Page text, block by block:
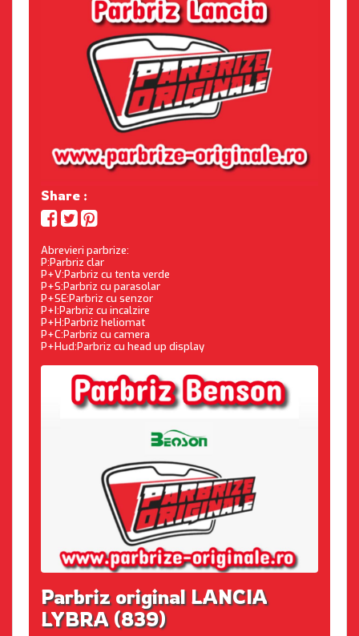
Share :
Abrevieri parbrize:
P:Parbriz clar
P+V:Parbriz cu tenta verde
P+S:Parbriz cu parasolar
P+SE:Parbriz cu senzor
P+I:Parbriz cu incalzire
P+H:Parbriz heliomat
P+C:Parbriz cu camera
P+Hud:Parbriz cu head up display
Parbriz original LANCIA
LYBRA (839)